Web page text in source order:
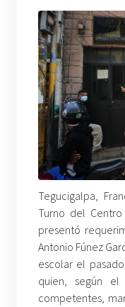
Tegucigalpa,
Turno del
presentó
Antonio Fúnez
escolar el
quien, según
competentes,